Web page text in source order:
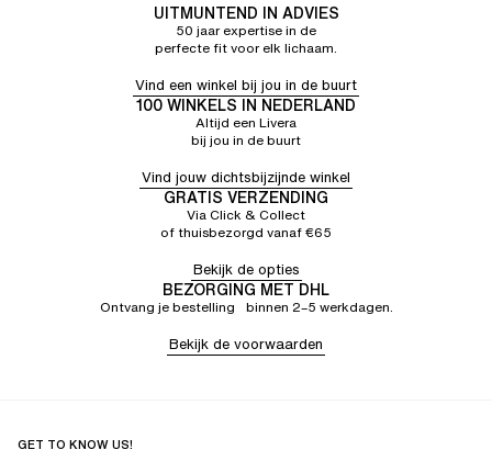
UITMUNTEND IN ADVIES
50 jaar expertise in de
perfecte fit voor elk lichaam.
Vind een winkel bij jou in de buurt
100 WINKELS IN NEDERLAND
Altijd een Livera
bij jou in de buurt
Vind jouw dichtsbijzijnde winkel
GRATIS VERZENDING
Via Click & Collect
of thuisbezorgd vanaf €65
Bekijk de opties
BEZORGING MET DHL
Ontvang je bestelling binnen 2–5 werkdagen.
Bekijk de voorwaarden
GET TO KNOW US!